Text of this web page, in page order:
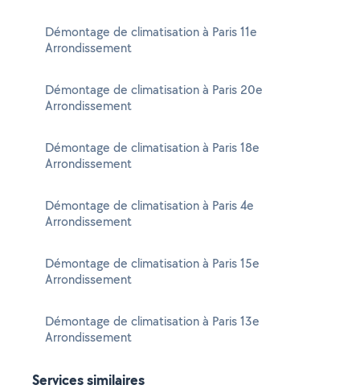
Démontage de climatisation à Paris 11e
Arrondissement
Démontage de climatisation à Paris 20e
Arrondissement
Démontage de climatisation à Paris 18e
Arrondissement
Démontage de climatisation à Paris 4e
Arrondissement
Démontage de climatisation à Paris 15e
Arrondissement
Démontage de climatisation à Paris 13e
Arrondissement
Services similaires